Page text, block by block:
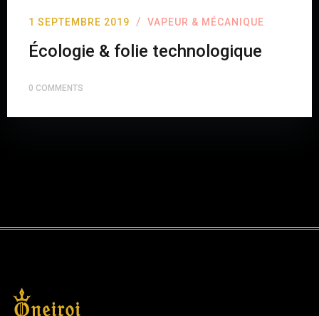
1 SEPTEMBRE 2019 / VAPEUR & MÉCANIQUE
Écologie & folie technologique
0 COMMENTS